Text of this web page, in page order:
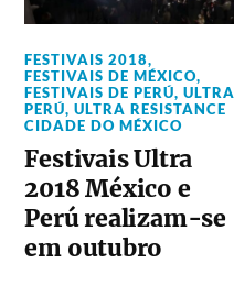
FESTIVAIS 2018,
FESTIVAIS DE MÉXICO,
FESTIVAIS DE PERÚ,ULTRA
PERÚ,ULTRA RESISTANCE
CIDADE DO MÉXICO
Festivais Ultra
2018 México e
Perú realizam-se
em outubro